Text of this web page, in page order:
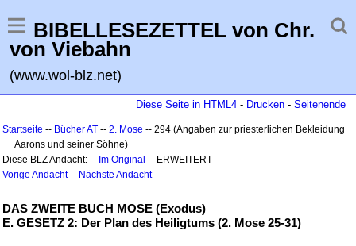
BIBELLESEZETTEL von Chr.
von Viebahn
(www.wol-blz.net)
Diese Seite in HTML4 - Drucken - Seitenende
Startseite -- Bücher AT -- 2. Mose -- 294 (Angaben zur priesterlichen Bekleidung
Aarons und seiner Söhne)
Diese BLZ Andacht: -- Im Original -- ERWEITERT
Vorige Andacht-- Nächste Andacht
DAS ZWEITE BUCH MOSE (Exodus)
E. GESETZ 2: Der Plan des Heiligtums (2. Mose 25-31)